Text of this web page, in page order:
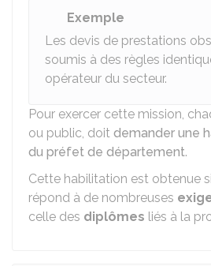
Exemple
Les devis de prestations
soumis à des règles
opérateur du secteur.
Pour exercer cette mission,
ou public, doit demander une
du préfet de département.
Cette habilitation est obtenue
répond à de nombreuses
celle des diplômes liés à la